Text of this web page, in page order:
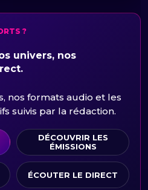
?
univers, nos
nos formats audio et les
suivis par la rédaction.
DÉCOUVRIR LES
ÉMISSIONS
ÉCOUTER LE DIRECT